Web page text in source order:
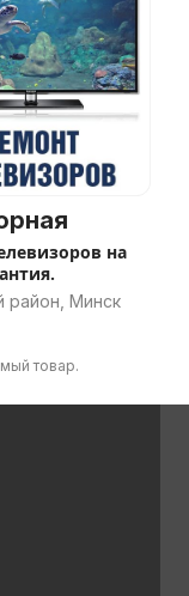
на
район, Минск
товар.